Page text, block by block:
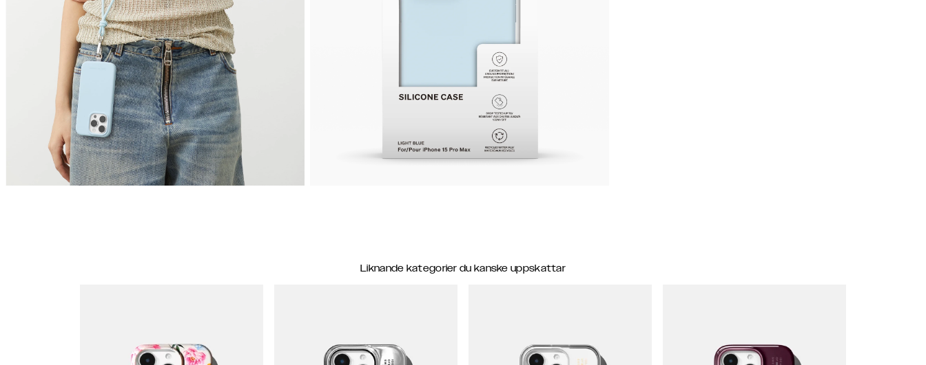
Liknande kategorier du kanske uppskattar